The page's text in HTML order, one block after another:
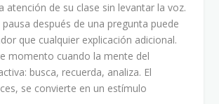
atención de su clase sin levantar la voz.
después de una pregunta puede
que cualquier explicación adicional.
momento cuando la mente del
busca, recuerda, analiza. El
se convierte en un estímulo